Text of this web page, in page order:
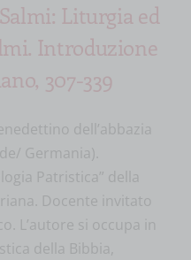
Liturgia ed
Introduzione
307-339
dell’abbazia
Germania).
Patristica” della
Docente invitato
L’autore si occupa in
della Bibbia,